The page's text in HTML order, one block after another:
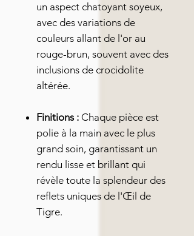
un aspect chatoyant soyeux,
avec des variations de
couleurs allant de l'or au
rouge-brun, souvent avec des
inclusions de crocidolite
altérée.
Finitions : Chaque pièce est
polie à la main avec le plus
grand soin, garantissant un
rendu lisse et brillant qui
révèle toute la splendeur des
reflets uniques de l'Œil de
Tigre.